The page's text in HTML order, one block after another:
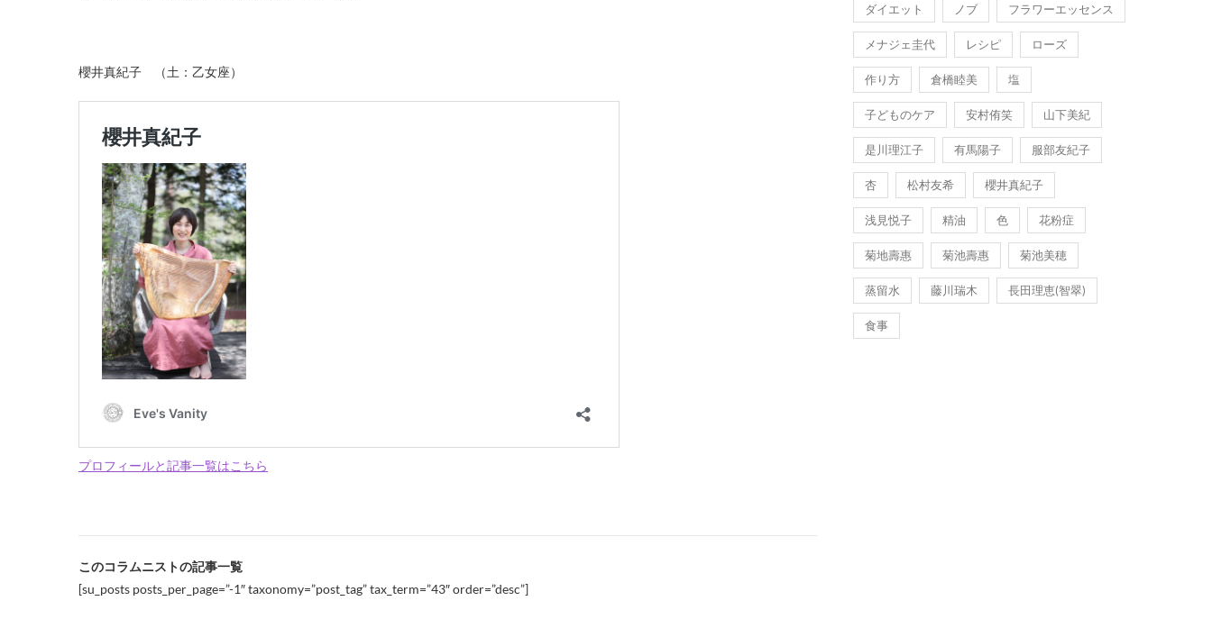
櫻井真紀子 （土：乙女座）
プロフィールと記事一覧はこちら
このコラムニストの記事一覧
[su_posts posts_per_page=”-1″ taxonomy=”post_tag” tax_term=”43″ order=”desc”]
ダイエット ノブ フラワーエッセンス
メナジェ圭代 レシピ ローズ
作り方 倉橋睦美 塩
子どものケア 安村侑笑 山下美紀
是川理江子 有馬陽子 服部友紀子
杏 松村友希 櫻井真紀子
浅見悦子 精油 色 花粉症
菊地壽惠 菊池壽惠 菊池美穂
蒸留水 藤川瑞木 長田理恵(智翠)
食事